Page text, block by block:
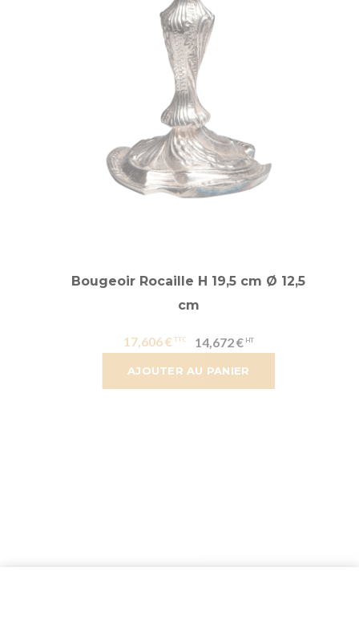
AJOUTER AU PANIER
Bougeoir Rocaille H 19,5 cm Ø 12,5
cm
17,606 € 14,672 €